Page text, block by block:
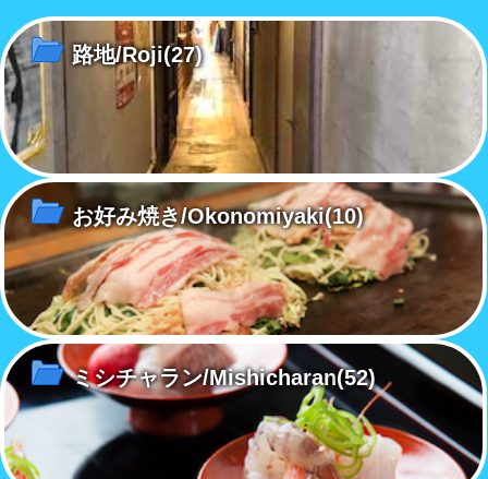
路地/Roji(27)
お好み焼き/Okonomiyaki(10)
ミシチャラン/Mishicharan(52)